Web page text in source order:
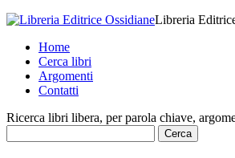
Libreria
Home
Cerca libri
Argomenti
Contatti
Ricerca libri libera, per parola chiave,